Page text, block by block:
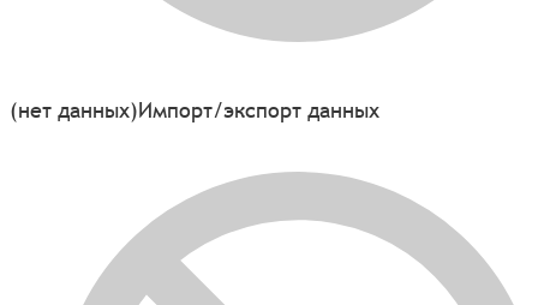
(нет данных)Импорт/экспорт данных